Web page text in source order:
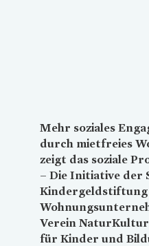
Mehr soziales
durch mietfreies
zeigt das soziale
– Die Initiative der
Kindergeldstiftung
Verein NaturKultur
für Kinder und